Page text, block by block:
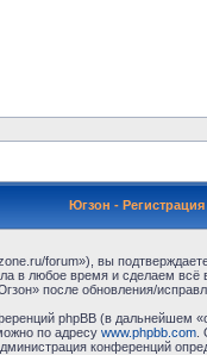
Югзон - Регистрация
forum»), вы
в любое время и сделаем
после обновления/
phpBB (в дальнейшем
по адресу www.phpbb.com.
конференций